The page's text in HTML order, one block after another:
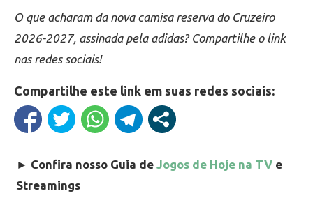
O que acharam da nova camisa reserva do Cruzeiro
2026-2027, assinada pela adidas? Compartilhe o link
nas redes sociais!
Compartilhe este link em suas redes sociais:
► Confira nosso Guia de Jogos de Hoje na TV e
Streamings